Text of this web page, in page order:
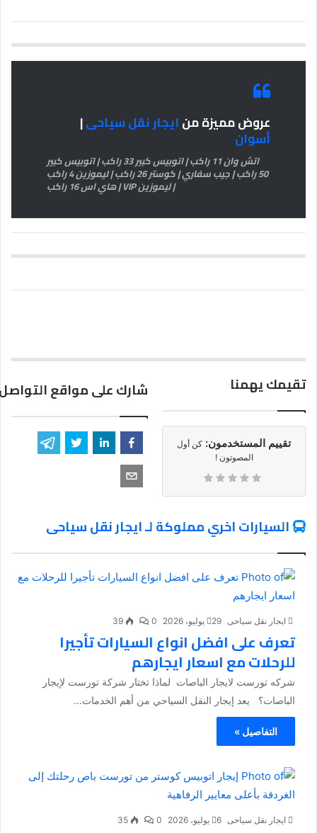
عروض مميزة منايجار نقل سياحى|
أسوان
اتش وان 11 راكب | اتوبيس كبير 33 راكب | اتوبيس كبير
50 راكب | جيب سفاري | كوستر 26 راكب | ليموزين 4 راكب
| ليموزين VIP | هاي اس 16 راكب
تقيمك يهمنا
تقييم المستخدمون: كن أول
المصوتون !
شارك على مواقع
السيارات اخري مملوكة لـ ايجار نقل سياحى
ايجار نقل سياحى 29 يوليو، 2026 0
39
تعرف على افضل انواع السيارات تأجيرا
للرحلات مع اسعار ايجارهم
شركه تورست لايجار الباصات لماذا تختار شركة تورست لإيجار
الباصات؟ يعد إيجار النقل السياحي من أهم الخدمات...
التفاصيل »
ايجار نقل سياحى 6 يوليو، 2026 0
35